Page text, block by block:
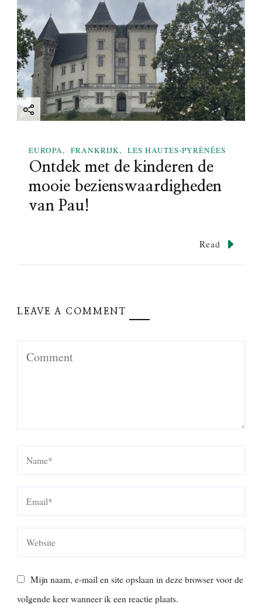
EUROPA FRANKRIJK LES HAUTES-PYRÉNÉES
Ontdek met de kinderen de
mooie bezienswaardigheden
van Pau!
Read
LEAVE A COMMENT
Mijn naam, e-mail en site opslaan in deze browser voor de
volgende keer wanneer ik een reactie plaats.